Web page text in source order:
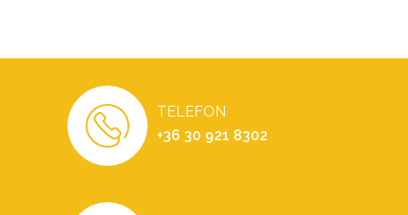
TELEFON
+36 30 921 8302